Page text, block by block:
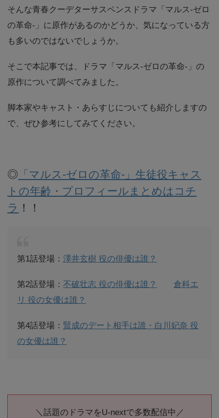
そんな青春クーデターサスペンスドラマ「マルス-ゼロ
の革命-」に原作があるのかどうか、気になっている方
も多いのではないでしょうか。
そこで本記事では、ドラマ「マルス-ゼロの革命-」の
原作について調べてみました。
脚本家やキャスト・あらすじについても紹介しますの
で、ぜひ参考にしてみてください。
◎ 「マルス-ゼロの革命-」生徒役キャス
トの年齢・プロフィールまとめはコチ
ラ ！！
第1話登場： 澤井玄樹 役の俳優は誰？
第2話登場： 不破壮志 役の俳優は誰？
倉科エ
リ 役の女優は誰？
第4話登場： 賢成のデート相手は誰・白川妃奈 役
の女優は誰？
＼話題のドラマをU‐nextで多数配信中／